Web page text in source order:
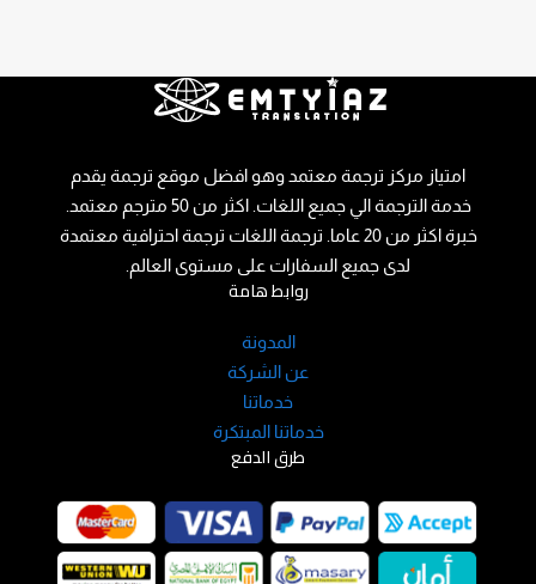
طرق الدفع
روابط هامة
المدونة
عن الشركة
خدماتنا
خدماتنا المبتكرة
امتياز مركز ترجمة معتمد وهو افضل موقع ترجمة يقدم
خدمة الترجمة الي جميع اللغات. اكثر من 50 مترجم معتمد.
خبرة اكثر من 20 عاما. ترجمة اللغات ترجمة احترافية معتمدة
لدى جميع السفارات على مستوى العالم.